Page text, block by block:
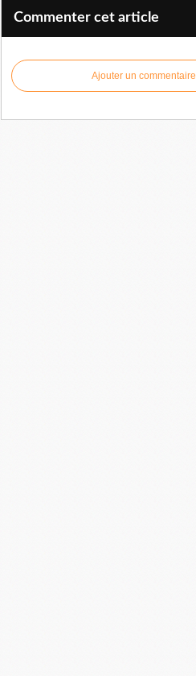
Commenter cet article
Ajouter un commentaire